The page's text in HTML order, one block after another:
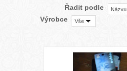
Řadit podle Názvu
Výrobce Vše